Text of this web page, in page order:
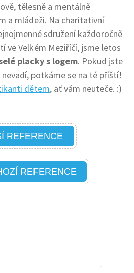
tělesně a mentálně
a mládeži. Na charitativní
sdružení každoročně
ve Velkém Meziříčí, jsme letos
placky s logem. Pokud jste
potkáme se na té příští!
dětem, ať vám neuteče. :)
REFERENCE
REFERENCE